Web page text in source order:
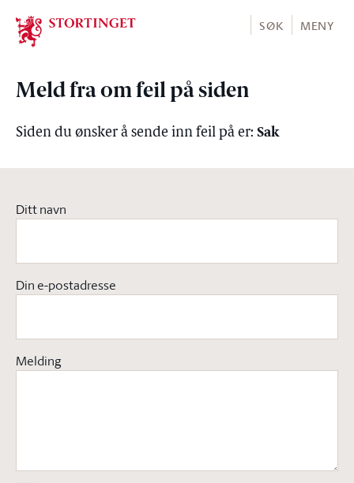
Stortinget.no
SØK MENY
Meld fra om feil på siden
Siden du ønsker å sende inn feil på er: Sak
Ditt navn
Din e-postadresse
Melding